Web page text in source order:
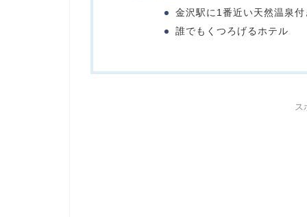
金沢駅に1番近い天然温泉付
誰でもくつろげるホテル
ス